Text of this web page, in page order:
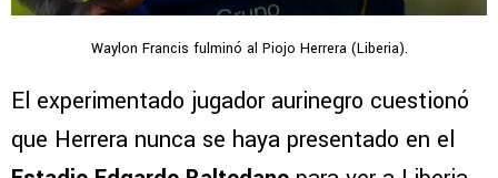
Waylon Francis fulminó al Piojo Herrera (Liberia).
El experimentado jugador aurinegro cuestionó
que Herrera nunca se haya presentado en el